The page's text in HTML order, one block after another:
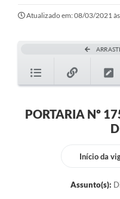
Atualizado em: 08/03/2021
PORTARIA Nº
Início da
Assunto(s):